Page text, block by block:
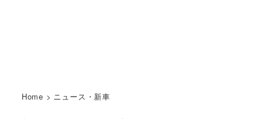
Home > ニュース・新車